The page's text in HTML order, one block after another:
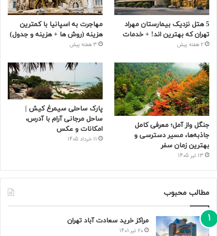
5 هتل نزدیک بیمارستان مهراد
تهران که بهترین‌ اند! + خدمات
2 هفته پیش
مهاجرت به اسپانیا با کمترین
هزینه (روش ها + هزینه و جدول)
3 هفته پیش
جنگل واز آمل؛ معرفی کامل
جاذبه‌ها، مسیر دسترسی و
بهترین زمان سفر
13 تیر 1405
پارک ساحلی سیمرغ کیش |
ساحل مرجانی آرام با آدرس،
امکانات و عکس
11 خرداد 1405
مطالب محبوب
مراکز خرید سعادت‌ آباد تهران
20 تیر 1401